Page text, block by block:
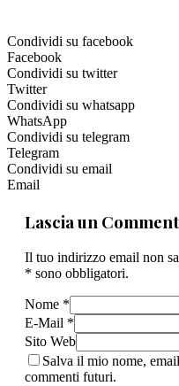
Condividi su facebook
Facebook
Condividi su twitter
Twitter
Condividi su whatsapp
WhatsApp
Condividi su telegram
Telegram
Condividi su email
Email
Lascia un
Il tuo indirizzo email non
* sono obbligatori.
Nome *
E-Mail *
Sito Web
Salva il mio nome,
commenti futuri.